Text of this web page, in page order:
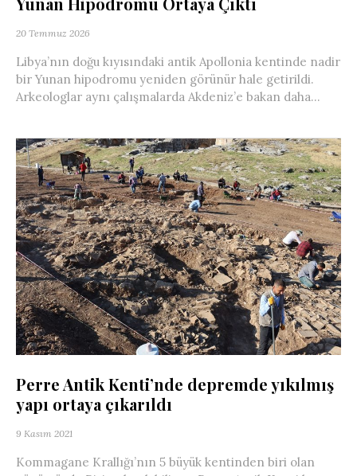
20 Temmuz 2026
Libya’nın doğu kıyısındaki antik Apollonia kentinde nadir
bir Yunan hipodromu yeniden görünür hale getirildi.
Arkeologlar aynı çalışmalarda Akdeniz’e bakan daha...
Perre Antik Kenti’nde depremde yıkılmış
yapı ortaya çıkarıldı
9 Kasım 2021
Kommagane Krallığı’nın 5 büyük kentinden biri olan